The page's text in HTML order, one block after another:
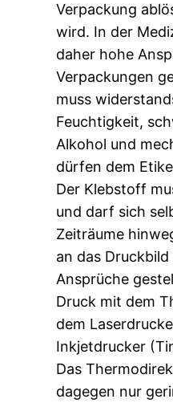
Verpackung
wird. In der
daher hohe
Verpackungen
muss
Feuchtigkeit,
Alkohol und
dürfen dem
Der Klebstoff
und darf sich
Zeiträume
an das
Ansprüche
Druck mit dem
dem
Inkjetdrucker
Das
dagegen nur